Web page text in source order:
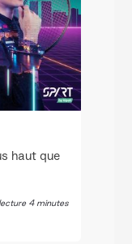
haut que
4 minutes